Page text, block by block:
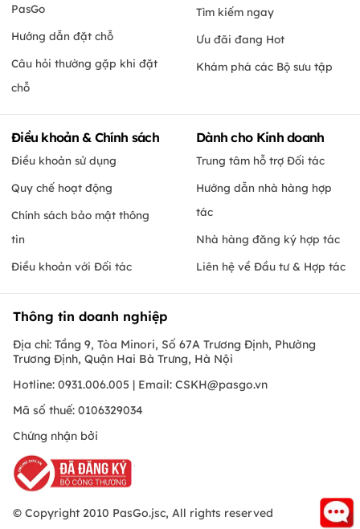
PasGo
Hướng dẫn đặt chỗ
Câu hỏi thường gặp khi đặt
chỗ
Tìm kiếm ngay
Ưu đãi đang Hot
Khám phá các Bộ sưu tập
Điều khoản & Chính sách
Điều khoản sử dụng
Quy chế hoạt động
Chính sách bảo mật thông
tin
Điều khoản với Đối tác
Dành cho Kinh doanh
Trung tâm hỗ trợ Đối tác
Hướng dẫn nhà hàng hợp
tác
Nhà hàng đăng ký hợp tác
Liên hệ về Đầu tư & Hợp tác
Thông tin doanh nghiệp
Địa chỉ: Tầng 9, Tòa Minori, Số 67A Trương Định, Phường
Trương Định, Quận Hai Bà Trưng, Hà Nội
Hotline: 0931.006.005 | Email: CSKH@pasgo.vn
Mã số thuế: 0106329034
Chứng nhận bởi
© Copyright 2010 PasGo.jsc, All rights reserved